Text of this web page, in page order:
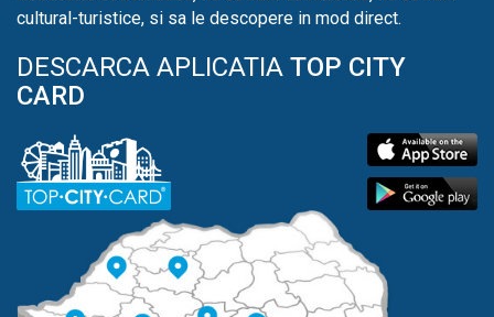
cultural-turistice, si sa le descopere in mod direct.
DESCARCA APLICATIA TOP CITY
CARD